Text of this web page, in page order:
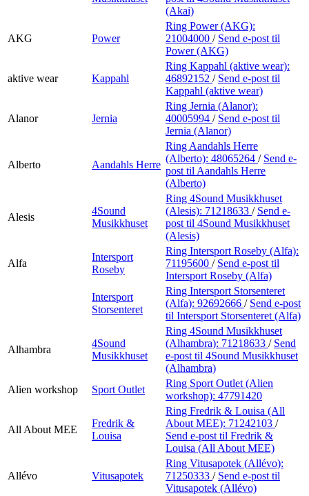
(Akai)
AKG Power
Ring Power (AKG):
21004000 / Send e-post til
Power (AKG)
aktive wear Kappahl
Ring Kappahl (aktive wear):
46892152 / Send e-post til
Kappahl (aktive wear)
Alanor Jernia
Ring Jernia (Alanor):
40005994 / Send e-post til
Jernia (Alanor)
Alberto Aandahls Herre
Ring Aandahls Herre
(Alberto): 48065264 / Send e-
post til Aandahls Herre
(Alberto)
Alesis
4Sound
Musikkhuset
Ring 4Sound Musikkhuset
(Alesis): 71218633 / Send e-
post til 4Sound Musikkhuset
(Alesis)
Alfa
Intersport
Roseby
Ring Intersport Roseby (Alfa):
71195600 / Send e-post til
Intersport Roseby (Alfa)
Intersport
Storsenteret
Ring Intersport Storsenteret
(Alfa): 92692666 / Send e-post
til Intersport Storsenteret (Alfa)
Alhambra
4Sound
Musikkhuset
Ring 4Sound Musikkhuset
(Alhambra): 71218633 / Send
e-post til 4Sound Musikkhuset
(Alhambra)
Alien workshop
Sport Outlet
Ring Sport Outlet (Alien
workshop): 47791420
All About MEE
Fredrik &
Louisa
Ring Fredrik & Louisa (All
About MEE): 71242103 /
Send e-post til Fredrik &
Louisa (All About MEE)
Allévo Vitusapotek
Ring Vitusapotek (Allévo):
71250333 / Send e-post til
Vitusapotek (Allévo)